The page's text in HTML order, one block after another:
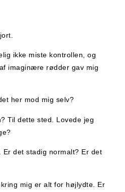
ikke miste kontrollen, og
imaginære rødder gav mig
her mod mig selv?
Til dette sted. Lovede jeg
det stadig normalt? Er det
mig er alt for højlydte. Er